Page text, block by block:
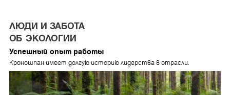
ЛЮДИ И ЗАБОТА
ОБ ЭКОЛОГИИ
Успешный опыт работы
Кроношпан имеет долгую историю лидерства в отрасли.